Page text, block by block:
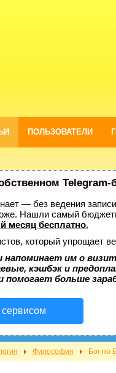
ПОЛЬЗОВАТЕЛИ
Telegram-
— без ведения
Нашли самый
месяц бесплатно.
который упрощает
напоминает им о
кэшбэк и
помогает больше
сервисом
Философия Бог по